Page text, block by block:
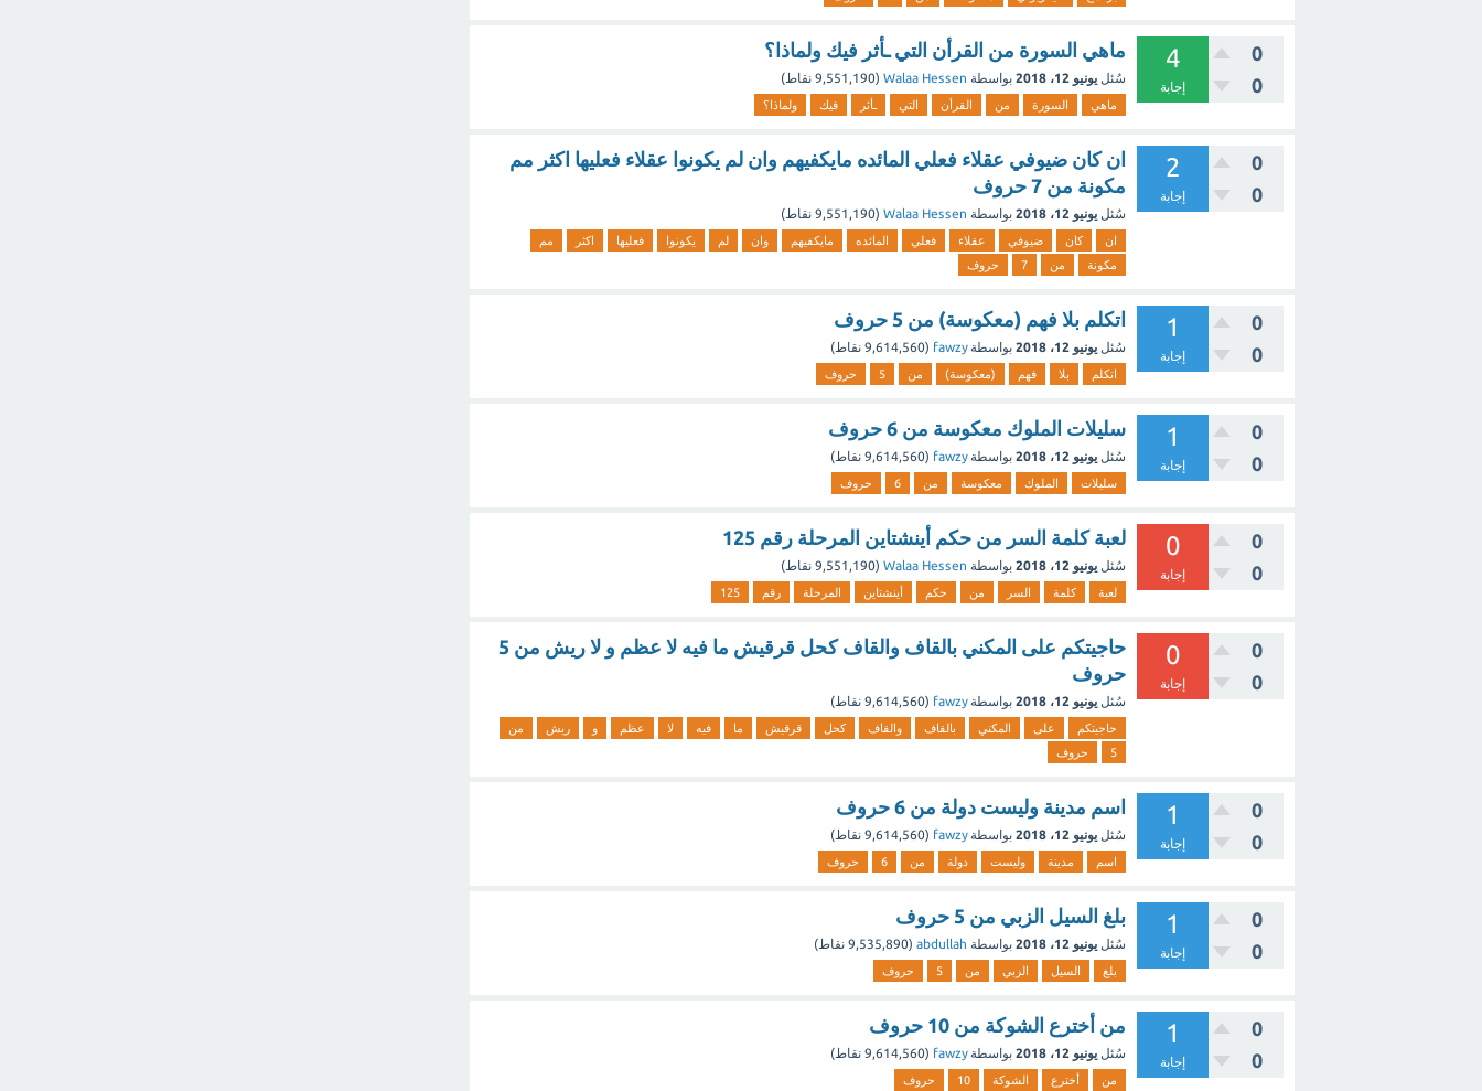
0
0
4
إجابة
ماهي السورة من القرأن التي ـأثر فيك ولماذا؟
سُئل يونيو 12، 2018 بواسطة Walaa Hessen
(
9,551,190 نقاط)
ماهي السورة من القرأن التي ـأثر فيك ولماذا؟
0
0
2
إجابة
ان كان ضيوفي عقلاء فعلي المائده مايكفيهم وان لم يكونوا عقلاء فعليها اكثر مم
مكونة من 7 حروف
سُئل يونيو 12، 2018 بواسطة Walaa Hessen
(
9,551,190 نقاط)
ان كان ضيوفي عقلاء فعلي المائده مايكفيهم وان لم يكونوا فعليها اكثر
مم
مكونة
من 7 حروف
0
0
1
إجابة
اتكلم بلا فهم (معكوسة) من 5 حروف
سُئل يونيو 12، 2018 بواسطةfawzy
(
9,614,560 نقاط)
اتكلم بلا فهم (معكوسة) من 5 حروف
0
0
1
إجابة
سليلات الملوك معكوسة من 6 حروف
سُئل يونيو 12، 2018 بواسطةfawzy
(
9,614,560 نقاط)
سليلات الملوك معكوسة من 6 حروف
0
0
0
إجابة
لعبة كلمة السر من حكم أينشتاين المرحلة رقم 125
سُئل يونيو 12، 2018 بواسطة Walaa Hessen
(
9,551,190 نقاط)
لعبة كلمة السر من حكم أينشتاين المرحلة رقم 125
0
0
0
إجابة
حاجيتكم على المكني بالقاف والقاف كحل قرقيش ما فيه لا عظم و لا ريش من 5
حروف
سُئل يونيو 12، 2018 بواسطةfawzy
(
9,614,560 نقاط)
حاجيتكم على المكني بالقاف والقاف كحل قرقيش ما فيه لا عظم و ريش
من
5
حروف
0
0
1
إجابة
اسم مدينة وليست دولة من 6 حروف
سُئل يونيو 12، 2018 بواسطةfawzy
(
9,614,560 نقاط)
اسم مدينة وليست دولة من 6 حروف
0
0
1
إجابة
بلغ السيل الزبي من 5 حروف
سُئل يونيو 12، 2018 بواسطة abdullah
(
9,535,890 نقاط)
بلغ السيل الزبي من 5 حروف
0
0
1
إجابة
من أخترع الشوكة من 10 حروف
سُئل يونيو 12، 2018 بواسطةfawzy
(
9,614,560 نقاط)
من أخترع الشوكة 10 حروف